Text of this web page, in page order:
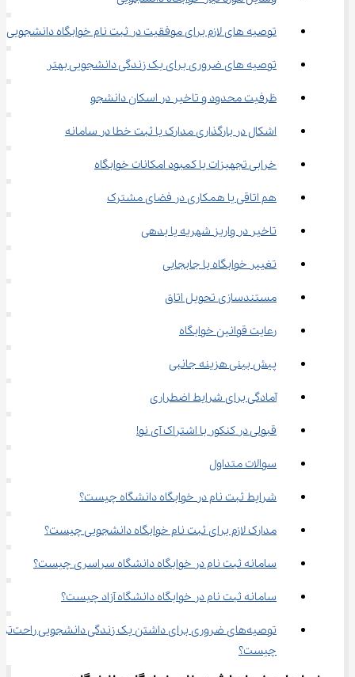
توصیه های لازم برای موفقیت در ثبت نام خوابگاه دانشجویی
توصیه های ضروری برای یک زندگی دانشجویی بهتر
ظرفیت محدود و تاخیر در اسکان دانشجو
اشکال در بارگذاری مدارک یا ثبت خطا در سامانه
خرابی تجهیزات یا کمبود امکانات خوابگاه
هم اتاقی یا همکاری در فضای مشترک
تاخیر در واریز شهریه یا بدهی
تغییر خوابگاه یا جابجایی
مستندسازی تحویل اتاق
رعایت قوانین خوابگاه
پیش بینی هزینه جانبی
آمادگی برای شرایط اضطراری
قبولی در کنکور با اشتراک آی نو!
سوالات متداول
شرایط ثبت نام در خوابگاه دانشگاه چیست؟
مدارک لازم برای ثبت نام خوابگاه دانشجویی چیست؟
سامانه ثبت نام در خوابگاه دانشگاه سراسری چیست؟
سامانه ثبت نام در خوابگاه دانشگاه آزاد چیست؟
توصیه‌های ضروری برای داشتن یک زندگی دانشجویی راحت‌تر
چیست؟